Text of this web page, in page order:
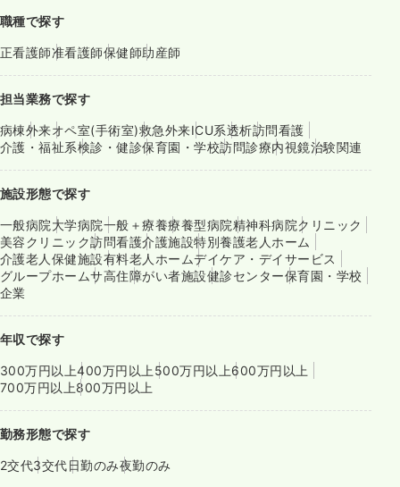
職種で探す
正看護師准看護師保健師助産師
担当業務で探す
病棟外来オペ室(手術室)救急外来ICU系透析訪問看護
介護・福祉系検診・健診保育園・学校訪問診療内視鏡治験関連
施設形態で探す
一般病院大学病院一般＋療養療養型病院精神科病院クリニック
美容クリニック訪問看護介護施設特別養護老人ホーム
介護老人保健施設有料老人ホームデイケア・デイサービス
グループホームサ高住障がい者施設健診センター保育園・学校
企業
年収で探す
300万円以上400万円以上500万円以上600万円以上
700万円以上800万円以上
勤務形態で探す
2交代3交代日勤のみ夜勤のみ